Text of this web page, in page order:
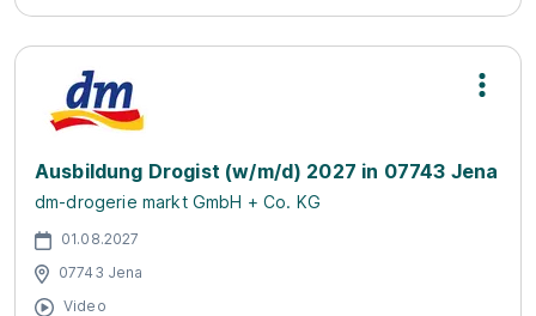
Ausbildung Drogist (w/m/d) 2027 in 07743 Jena
dm-drogerie markt GmbH + Co. KG
01.08.2027
07743 Jena
Video